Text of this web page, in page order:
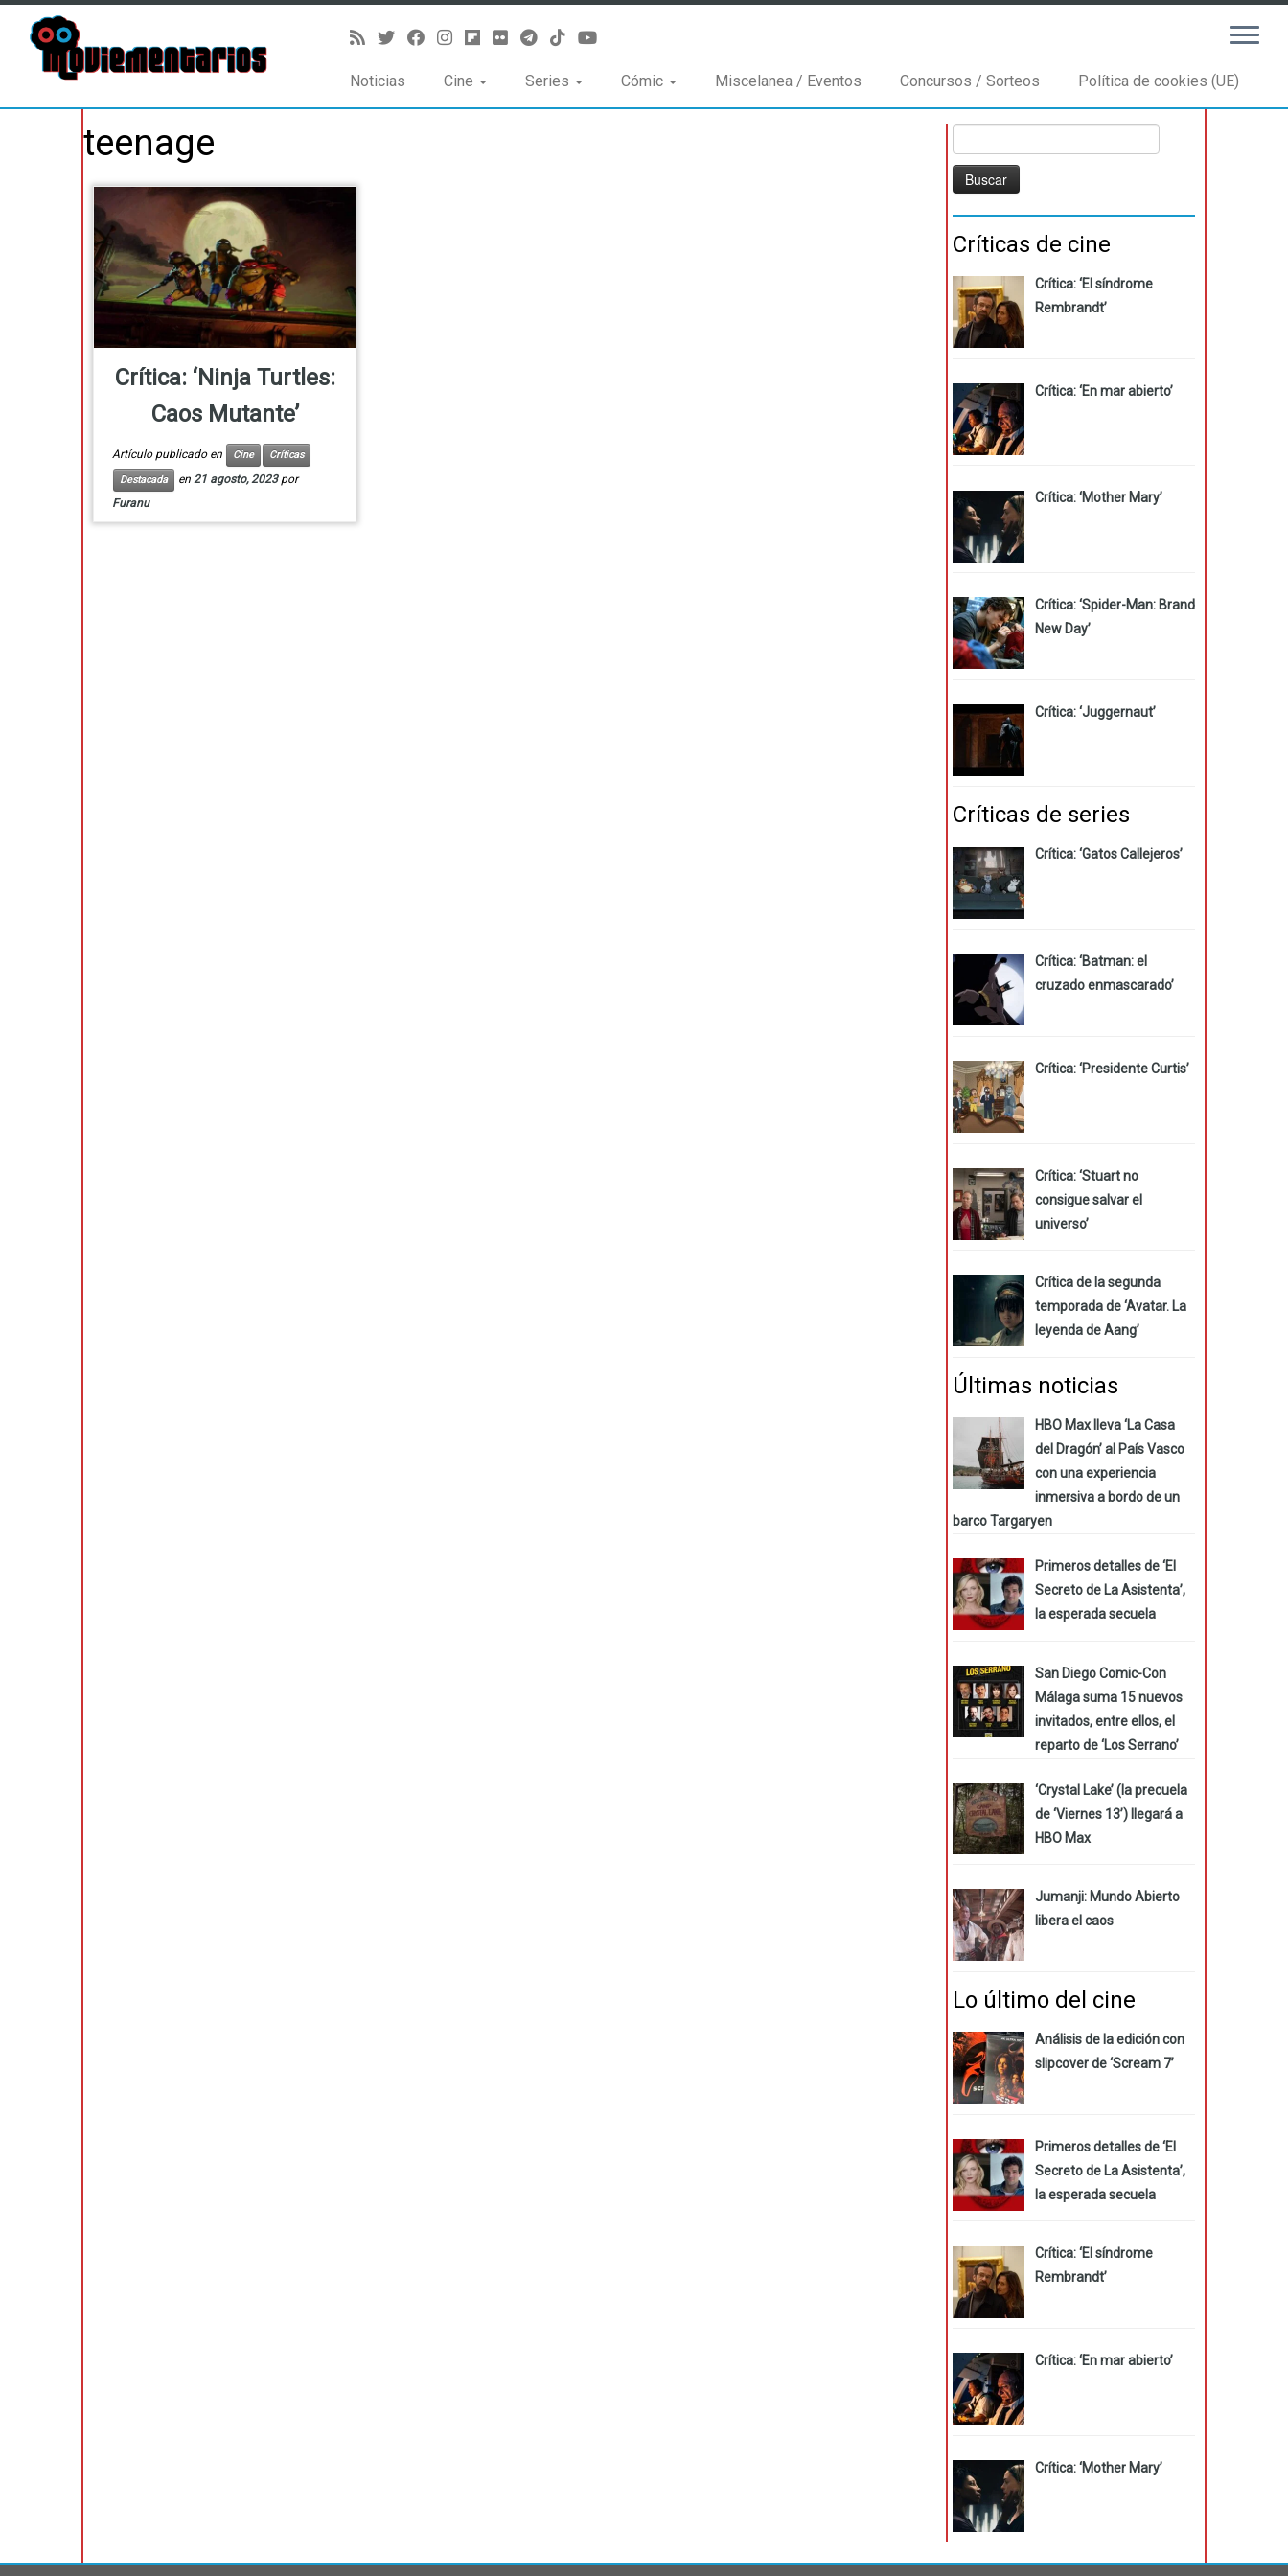
Noticias Cine Series Cómic Miscelanea / Eventos Concursos / Sorteos Política de cookies (UE)
teenage
Crítica: ‘Ninja Turtles:
Caos Mutante’
Artículo publicado en Cine
Críticas
Destacada
en21 agosto, 2023 por
Furanu
Críticas de cine
Crítica: ‘El síndrome
Rembrandt’
Crítica: ‘En mar abierto’
Crítica: ‘Mother Mary’
Crítica: ‘Spider-Man: Brand
New Day’
Crítica: ‘Juggernaut’
Críticas de series
Crítica: ‘Gatos Callejeros’
Crítica: ‘Batman: el
cruzado enmascarado’
Crítica: ‘Presidente Curtis’
Crítica: ‘Stuart no
consigue salvar el
universo’
Crítica de la segunda
temporada de ‘Avatar. La
leyenda de Aang’
Últimas noticias
HBO Max lleva ‘La Casa
del Dragón’ al País Vasco
con una experiencia
inmersiva a bordo de un
barco Targaryen
Primeros detalles de ‘El
Secreto de La Asistenta’,
la esperada secuela
San Diego Comic-Con
Málaga suma 15 nuevos
invitados, entre ellos, el
reparto de ‘Los Serrano’
‘Crystal Lake’ (la precuela
de ‘Viernes 13’) llegará a
HBO Max
Jumanji: Mundo Abierto
libera el caos
Lo último del cine
Análisis de la edición con
slipcover de ‘Scream 7’
Primeros detalles de ‘El
Secreto de La Asistenta’,
la esperada secuela
Crítica: ‘El síndrome
Rembrandt’
Crítica: ‘En mar abierto’
Crítica: ‘Mother Mary’